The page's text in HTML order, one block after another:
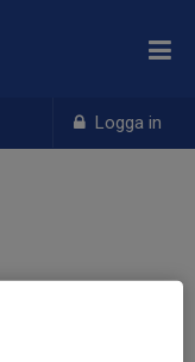
Logga in